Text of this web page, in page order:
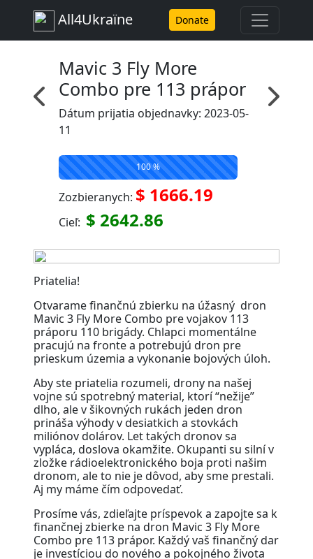
All4Ukraїne Donate
Mavic 3 Fly More
Combo pre 113 prápor
Dátum prijatia objednavky: 2023-05-
11
100 %
Zozbieranych: $ 1666.19
Cieľ: $ 2642.86
Priatelia!
Otvarame finančnú zbierku na úžasný dron
Mavic 3 Fly More Combo pre vojakov 113
práporu 110 brigády. Chlapci momentálne
pracujú na fronte a potrebujú dron pre
prieskum územia a vykonanie bojových úloh.
Aby ste priatelia rozumeli, drony na našej
vojne sú spotrebný material, ktorí “nežije”
dlho, ale v šikovných rukách jeden dron
prináša výhody v desiatkich a stovkách
miliónov dolárov. Let takých dronov sa
vypláca, doslova okamžite. Okupanti su silní v
zložke rádioelektronického boja proti našim
dronom, ale to nie je dôvod, aby sme prestali.
Aj my máme čím odpovedať.
Prosíme vás, zdieľajte príspevok a zapojte sa k
finančnej zbierke na dron Mavic 3 Fly More
Combo pre 113 prápor. Každý vaš finančný dar
je investíciou do nového a pokojného života